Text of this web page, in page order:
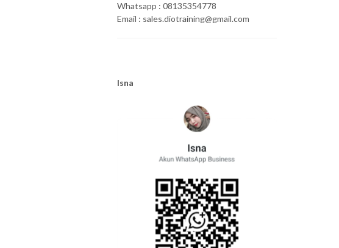
Whatsapp : 08135354778
Email : sales.diotraining@gmail.com
Isna